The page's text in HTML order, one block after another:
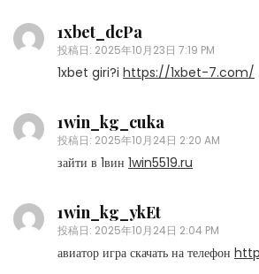
1xbet_dcPa
投稿日: 2025年10月23日 7:19 PM
1xbet giri?i https://1xbet-7.com/
1win_kg_cuka
投稿日: 2025年10月24日 2:20 AM
зайти в 1вин 1win5519.ru
1win_kg_ykEt
投稿日: 2025年10月24日 2:04 PM
авиатор игра скачать на телефон